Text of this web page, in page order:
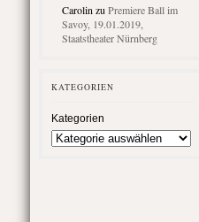
Carolin zu Premiere Ball im
Savoy, 19.01.2019,
Staatstheater Nürnberg
KATEGORIEN
Kategorien